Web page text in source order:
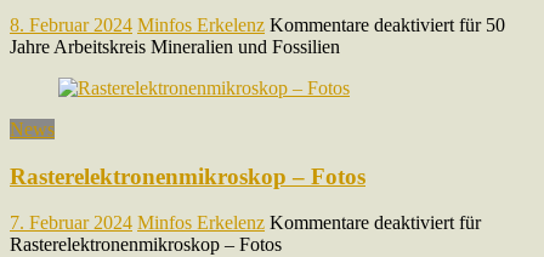
8. Februar 2024 Minfos Erkelenz Kommentare deaktiviert für 50
Jahre Arbeitskreis Mineralien und Fossilien
News
Rasterelektronenmikroskop – Fotos
7. Februar 2024 Minfos Erkelenz Kommentare deaktiviert für
Rasterelektronenmikroskop – Fotos